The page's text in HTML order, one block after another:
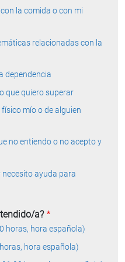
la comida o con mi
relacionadas con la
dependencia
que quiero superar
mío o de alguien
no entiendo o no acepto y
ayuda para
a?
horas, hora española)
hora española)